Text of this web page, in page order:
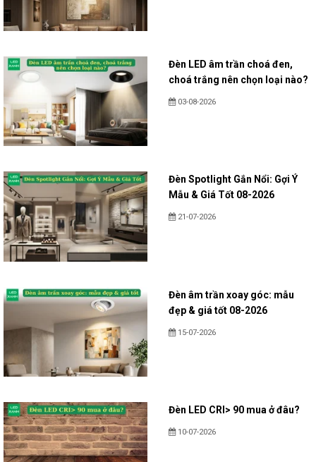
Đèn LED âm trần choá đen,
choá trắng nên chọn loại nào?
03-08-2026
Đèn Spotlight Gắn Nổi: Gợi Ý
Mẫu & Giá Tốt 08-2026
21-07-2026
Đèn âm trần xoay góc: mẫu
đẹp & giá tốt 08-2026
15-07-2026
Đèn LED CRI> 90 mua ở đâu?
10-07-2026